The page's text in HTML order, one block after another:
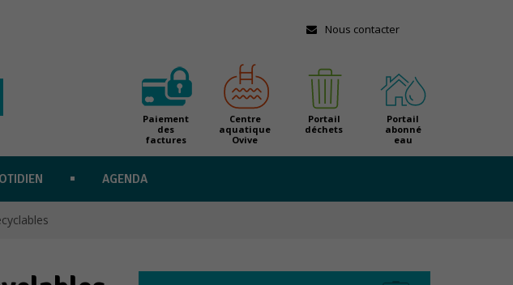
Nous contacter
Paiement
des
factures
Centre
aquatique
Ovive
Portail
déchets
Portail
abonné
eau
AGENDA